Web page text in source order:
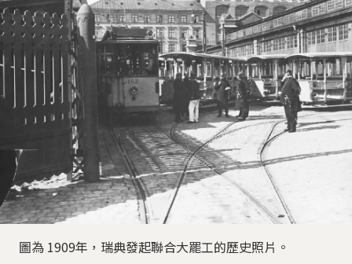
圖為 1909年，瑞典發起聯合大罷工的歷史照片。